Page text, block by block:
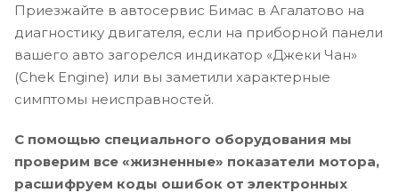
Приезжайте в автосервис Бимас в Агалатово на
диагностику двигателя, если на приборной панели
вашего авто загорелся индикатор «Джеки Чан»
(Chek Engine) или вы заметили характерные
симптомы неисправностей.
С помощью специального оборудования мы
проверим все «жизненные» показатели мотора,
расшифруем коды ошибок от электронных